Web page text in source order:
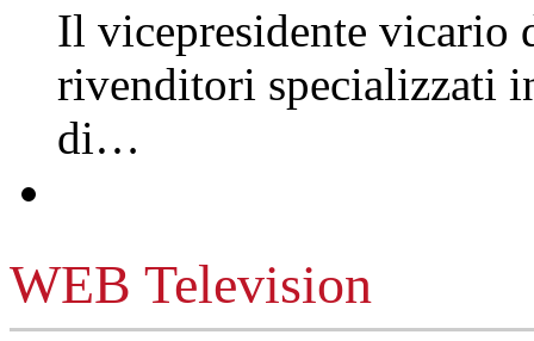
Il vicepresidente vicario
rivenditori specializzati
di…
WEB Television